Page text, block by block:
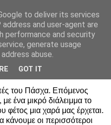
μακριά
του Πάσχα. Επόμενος
ένα μικρό διάλειμμα το
φέτος μια χαρά μας έρχεται.
κάνουμε οι περισσότεροι
to deliver its services
and user-agent are
performance and security
generate usage
abuse.
GOT IT